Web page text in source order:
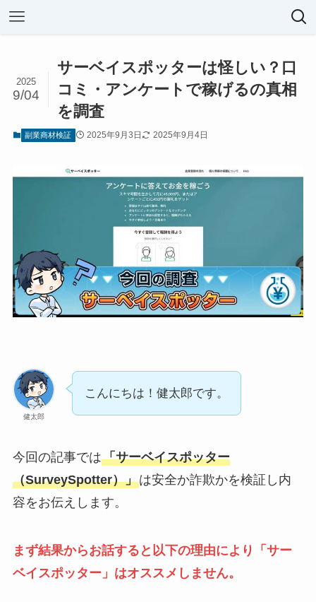
サーベイスポッターは怪しい？口
コミ・アンケートで稼げるの真相
を調査
2025
9/04
副業商材検証 2025年9月3日 2025年9月4日
健太郎
こんにちは！健太郎です。
今回の記事では「サーベイスポッター
（SurveySpotter）」は安全か詐欺かを検証し内
容をお伝えします。
まず結果からお話すると以下の理由により「サー
ベイスポッター」はオススメしません。